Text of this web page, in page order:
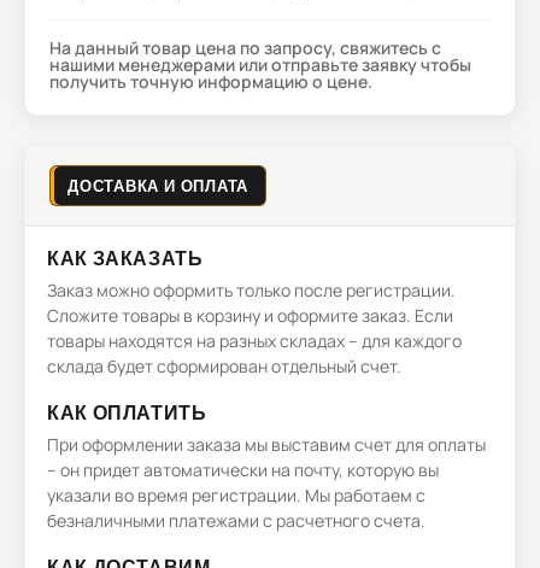
На данный товар цена по запросу, свяжитесь с
нашими менеджерами или отправьте заявку чтобы
получить точную информацию о цене.
ДОСТАВКА И ОПЛАТА
КАК ЗАКАЗАТЬ
Заказ можно оформить только после регистрации.
Сложите товары в корзину и оформите заказ. Если
товары находятся на разных складах – для каждого
склада будет сформирован отдельный счет.
КАК ОПЛАТИТЬ
При оформлении заказа мы выставим счет для оплаты
– он придет автоматически на почту, которую вы
указали во время регистрации. Мы работаем с
безналичными платежами с расчетного счета.